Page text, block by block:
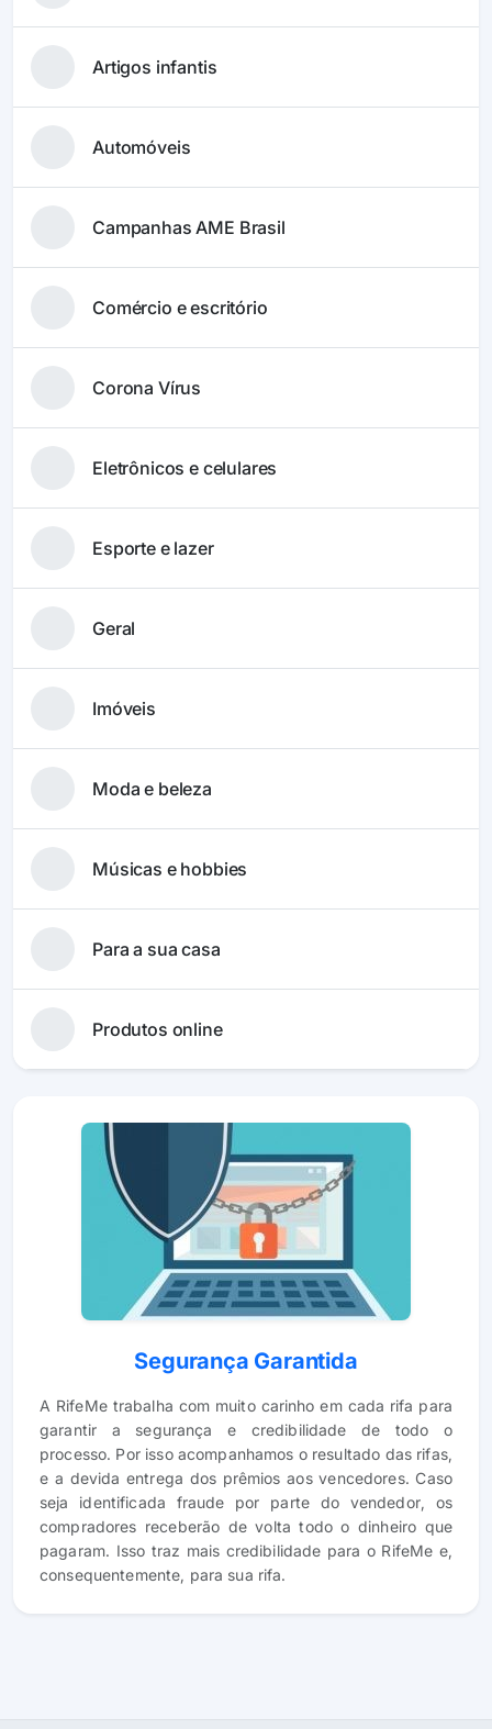
Artigos infantis
Automóveis
Campanhas AME Brasil
Comércio e escritório
Corona Vírus
Eletrônicos e celulares
Esporte e lazer
Geral
Imóveis
Moda e beleza
Músicas e hobbies
Para a sua casa
Produtos online
Segurança Garantida
A RifeMe trabalha com muito carinho em cada rifa para
garantir a segurança e credibilidade de todo o
processo. Por isso acompanhamos o resultado das rifas,
e a devida entrega dos prêmios aos vencedores. Caso
seja identificada fraude por parte do vendedor, os
compradores receberão de volta todo o dinheiro que
pagaram. Isso traz mais credibilidade para o RifeMe e,
consequentemente, para sua rifa.